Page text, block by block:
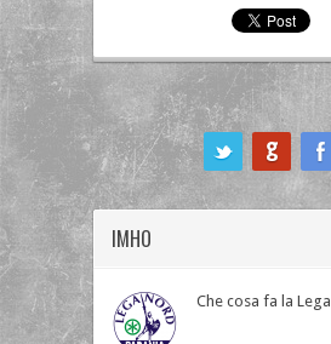
IMHO
Che cosa fa la Lega